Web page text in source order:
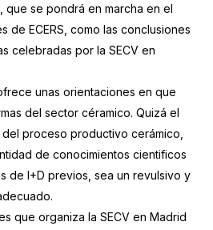
que se pondrá en marcha en el
de ECERS, como las conclusiones
celebradas por la SECV en
unas orientaciones en que
del sector céramico. Quizá el
proceso productivo cerámico,
de conocimientos cientificos
de I+D previos, sea un revulsivo y
que organiza la SECV en Madrid